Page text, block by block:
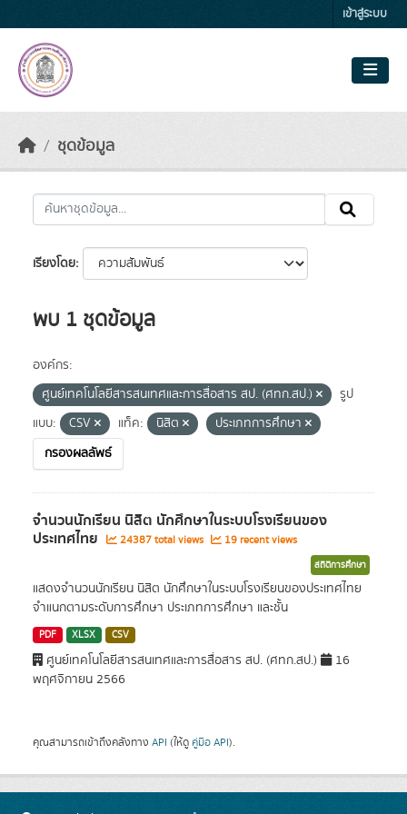
เข้าสู่ระบบ
ชุดข้อมูล
เรียงโดย
พบ 1 ชุดข้อมูล
องค์กร:
ศูนย์เทคโนโลยีสารสนเทศและการสื่อสาร สป. (ศทก.สป.)
รูป
แบบ:
CSV แท็ค: นิสิต
ประเภทการศึกษา
กรองผลลัพธ์
จำนวนนักเรียน นิสิต นักศึกษาในระบบโรงเรียนของ
ประเทศไทย 24387 total views 19 recent views
สถิติการศึกษา
แสดงจำนวนนักเรียน นิสิต นักศึกษาในระบบโรงเรียนของประเทศไทย
จำแนกตามระดับการศึกษา ประเภทการศึกษา และชั้น
PDF XLSX CSV
ศูนย์เทคโนโลยีสารสนเทศและการสื่อสาร สป. (ศทก.สป.)
16
พฤศจิกายน 2566
คุณสามารถเข้าถึงคลังทาง API (ให้ดู คู่มือ API).